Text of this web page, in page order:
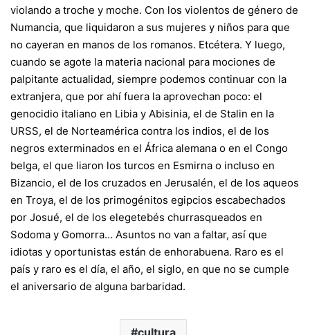
violando a troche y moche. Con los violentos de género de
Numancia, que liquidaron a sus mujeres y niños para que
no cayeran en manos de los romanos. Etcétera. Y luego,
cuando se agote la materia nacional para mociones de
palpitante actualidad, siempre podemos continuar con la
extranjera, que por ahí fuera la aprovechan poco: el
genocidio italiano en Libia y Abisinia, el de Stalin en la
URSS, el de Norteamérica contra los indios, el de los
negros exterminados en el África alemana o en el Congo
belga, el que liaron los turcos en Esmirna o incluso en
Bizancio, el de los cruzados en Jerusalén, el de los aqueos
en Troya, el de los primogénitos egipcios escabechados
por Josué, el de los elegetebés churrasqueados en
Sodoma y Gomorra… Asuntos no van a faltar, así que
idiotas y oportunistas están de enhorabuena. Raro es el
país y raro es el día, el año, el siglo, en que no se cumple
el aniversario de alguna barbaridad.
cultura